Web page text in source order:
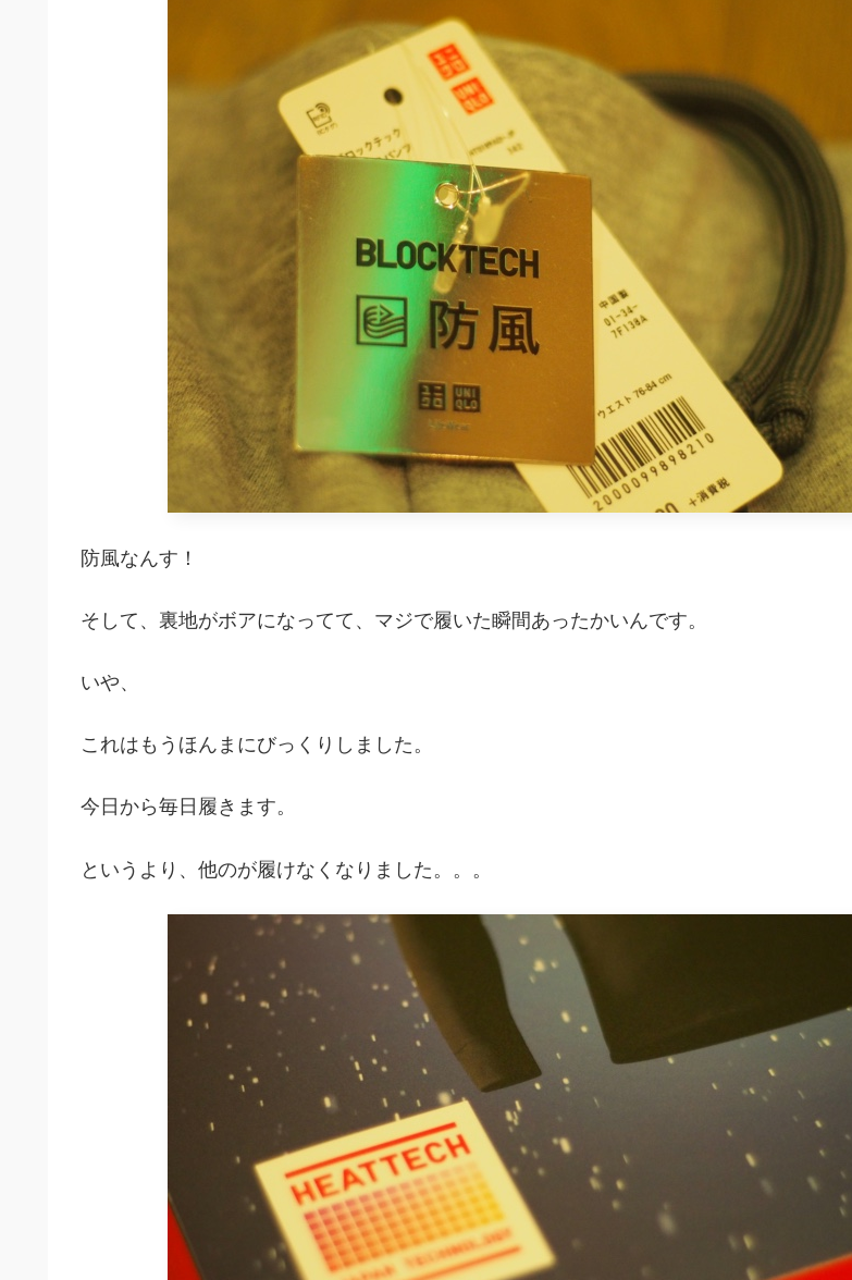
防風なんす！
そして、裏地がボアになってて、マジで履いた瞬間あったかいんです。
いや、
これはもうほんまにびっくりしました。
今日から毎日履きます。
というより、他のが履けなくなりました。。。